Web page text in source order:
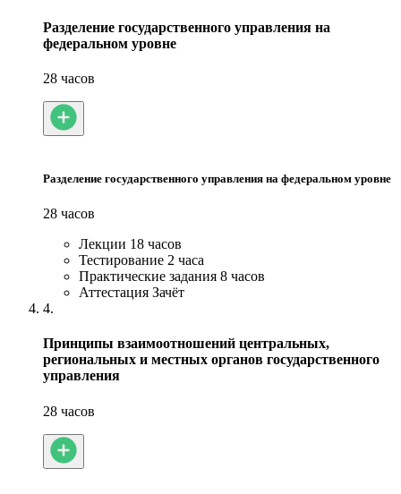
Разделение государственного управления на
федеральном уровне
28 часов
Разделение государственного управления на федеральном уровне
28 часов
Лекции 18 часов
Тестирование 2 часа
Практические задания 8 часов
Аттестация Зачёт
4.
Принципы взаимоотношений центральных,
региональных и местных органов государственного
управления
28 часов